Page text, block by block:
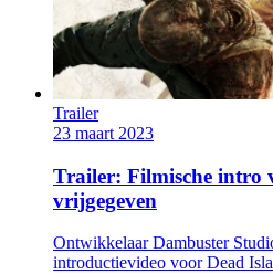
Trailer
23 maart 2023
Trailer: Filmische intro
vrijgegeven
Ontwikkelaar Dambuster
introductievideo voor Dead